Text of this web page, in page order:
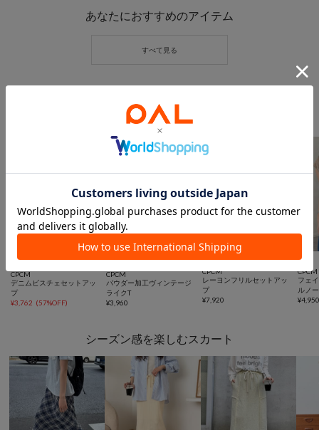
あなたにおすすめのアイテム
おすすめトピック
CPCMYouTube着用アイテム

CPCM
デニムビスチェセットアッ
プ
¥3,762 (57%OFF)

CPCM
パウダー加工ヴィンテージ
ライクT
¥3,960

CPCM
レーヨンフリルセットアッ
プ
¥7,920
CPCM
フェ
ルノ
¥
シーズン感を楽しむスカート